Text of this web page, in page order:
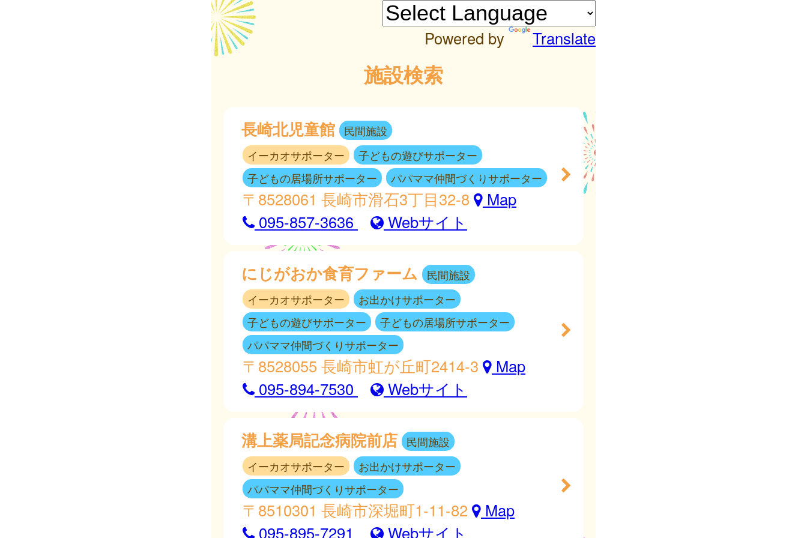
Powered by Translate
施設検索
長崎北児童館
民間施設
イーカオサポーター
子どもの遊びサポーター
子どもの居場所サポーター
パパママ仲間づくりサポーター
〒8528061 長崎市滑石3丁目32-8
Map
095-857-3636
Webサイト
にじがおか食育ファーム
民間施設
イーカオサポーター
お出かけサポーター
子どもの遊びサポーター
子どもの居場所サポーター
パパママ仲間づくりサポーター
〒8528055 長崎市虹が丘町2414-3
Map
095-894-7530
Webサイト
溝上薬局記念病院前店
民間施設
イーカオサポーター
お出かけサポーター
パパママ仲間づくりサポーター
〒8510301 長崎市深堀町1-11-82
Map
095-895-7291
Webサイト